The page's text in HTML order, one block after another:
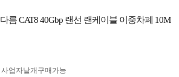
다름 CAT8 40Gbp 랜선 랜케이블 이중차폐 10M
사업자 낱개구매가능